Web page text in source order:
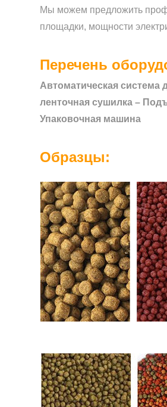
Мы можем предложить
площадки, мощности
Перечень
Автоматическая система
ленточная сушилка –
Упаковочная машина
Образцы: